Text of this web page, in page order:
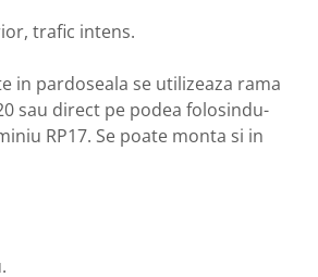
trafic intens.
in pardoseala se utilizeaza rama
sau direct pe podea folosindu-
RP17. Se poate monta si in